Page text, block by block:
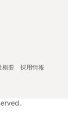
概要
採用情報